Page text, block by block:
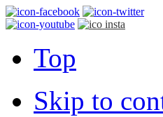
Top
Skip to